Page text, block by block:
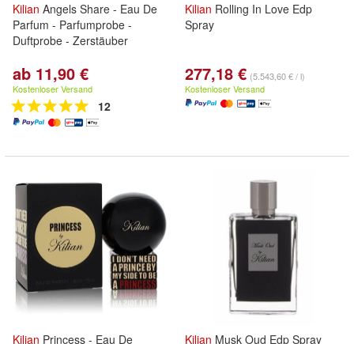
Kilian Angels Share - Eau De
Parfum - Parfumprobe -
Duftprobe - Zerstäuber
ab 11,90 €
Kostenloser Versand
12
Kilian Rolling In Love Edp
Spray
277,18 € (5.543,60 € / l)
Kostenloser Versand
Kilian Princess - Eau De
Kilian Musk Oud Edp Spray